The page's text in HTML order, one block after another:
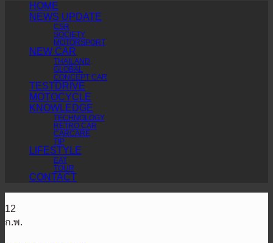
HOME
NEWS UPDATE
CSR
SOCIETY
MOTORSPORT
NEW CAR
THAILAND
GLOBAL
CONCEPT CAR
TESTDRIVE
MOTOCYCLE
KNOWLEDGE
TECHNOLOGY
RETRO CAR
CARCARE
TIP
LIFESTYLE
EAT
TOUR
CONTACT
12
ก.พ.